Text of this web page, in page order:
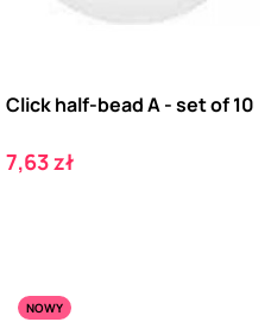
Click half-bead A - set of 10
Cena
7,63 zł
NOWY